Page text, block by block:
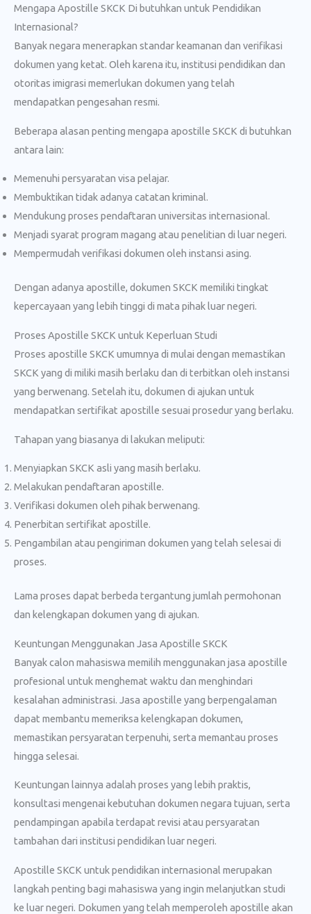
Mengapa Apostille SKCK Di butuhkan untuk Pendidikan
Internasional?
Banyak negara menerapkan standar keamanan dan verifikasi
dokumen yang ketat. Oleh karena itu, institusi pendidikan dan
otoritas imigrasi memerlukan dokumen yang telah
mendapatkan pengesahan resmi.
Beberapa alasan penting mengapa apostille SKCK di butuhkan
antara lain:
Memenuhi persyaratan visa pelajar.
Membuktikan tidak adanya catatan kriminal.
Mendukung proses pendaftaran universitas internasional.
Menjadi syarat program magang atau penelitian di luar negeri.
Mempermudah verifikasi dokumen oleh instansi asing.
Dengan adanya apostille, dokumen SKCK memiliki tingkat
kepercayaan yang lebih tinggi di mata pihak luar negeri.
Proses Apostille SKCK untuk Keperluan Studi
Proses apostille SKCK umumnya di mulai dengan memastikan
SKCK yang di miliki masih berlaku dan di terbitkan oleh instansi
yang berwenang. Setelah itu, dokumen di ajukan untuk
mendapatkan sertifikat apostille sesuai prosedur yang berlaku.
Tahapan yang biasanya di lakukan meliputi:
Menyiapkan SKCK asli yang masih berlaku.
Melakukan pendaftaran apostille.
Verifikasi dokumen oleh pihak berwenang.
Penerbitan sertifikat apostille.
Pengambilan atau pengiriman dokumen yang telah selesai di
proses.
Lama proses dapat berbeda tergantung jumlah permohonan
dan kelengkapan dokumen yang di ajukan.
Keuntungan Menggunakan Jasa Apostille SKCK
Banyak calon mahasiswa memilih menggunakan jasa apostille
profesional untuk menghemat waktu dan menghindari
kesalahan administrasi. Jasa apostille yang berpengalaman
dapat membantu memeriksa kelengkapan dokumen,
memastikan persyaratan terpenuhi, serta memantau proses
hingga selesai.
Keuntungan lainnya adalah proses yang lebih praktis,
konsultasi mengenai kebutuhan dokumen negara tujuan, serta
pendampingan apabila terdapat revisi atau persyaratan
tambahan dari institusi pendidikan luar negeri.
Apostille SKCK untuk pendidikan internasional merupakan
langkah penting bagi mahasiswa yang ingin melanjutkan studi
ke luar negeri. Dokumen yang telah memperoleh apostille akan